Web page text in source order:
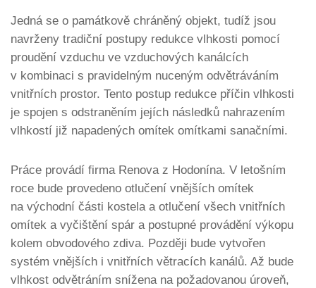
Jedná se o památkově chráněný objekt, tudíž jsou
navrženy tradiční postupy redukce vlhkosti pomocí
proudění vzduchu ve vzduchových kanálcích
v kombinaci s pravidelným nuceným odvětráváním
vnitřních prostor. Tento postup redukce příčin vlhkosti
je spojen s odstraněním jejích následků nahrazením
vlhkostí již napadených omítek omítkami sanačními.
Práce provádí firma Renova z Hodonína. V letošním
roce bude provedeno otlučení vnějších omítek
na východní části kostela a otlučení všech vnitřních
omítek a vyčištění spár a postupné provádění výkopu
kolem obvodového zdiva. Později bude vytvořen
systém vnějších i vnitřních větracích kanálů. Až bude
vlhkost odvětráním snížena na požadovanou úroveň,